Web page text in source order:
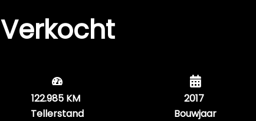
Verkocht
122.985 KM
Tellerstand
2017
Bouwjaar